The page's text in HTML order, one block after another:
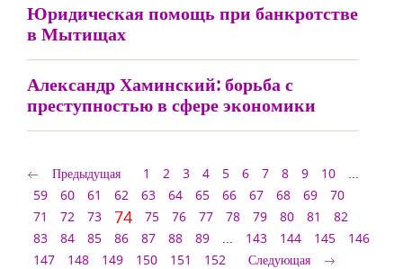
Юридическая помощь при банкротстве
в Мытищах
Александр Хаминский: борьба с
преступностью в сфере экономики
Предыдущая 1 2 3 4 5 6 7 8 9 10
...
59
60 61 62 63 64 65 66 67 68 69
70
71
72 73 74 75 76 77 78 79 80 81
82
83
84 85 86 87 88 89 ... 143 144 145
146
147
148 149 150 151 152 Следующая